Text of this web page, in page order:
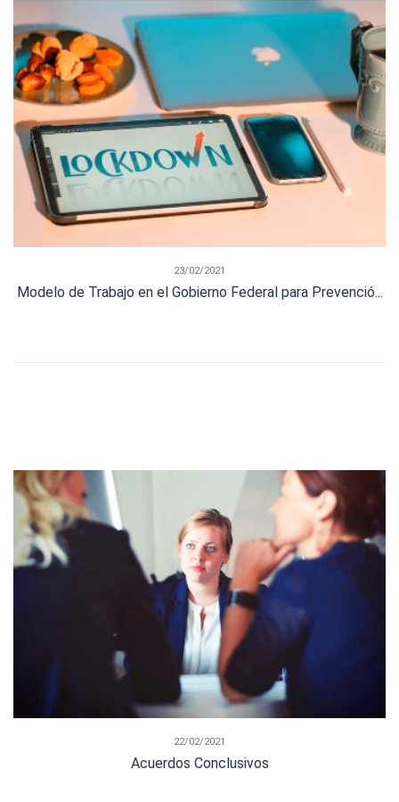
23/02/2021
Modelo de Trabajo en el Gobierno Federal para Prevenció...
22/02/2021
Acuerdos Conclusivos